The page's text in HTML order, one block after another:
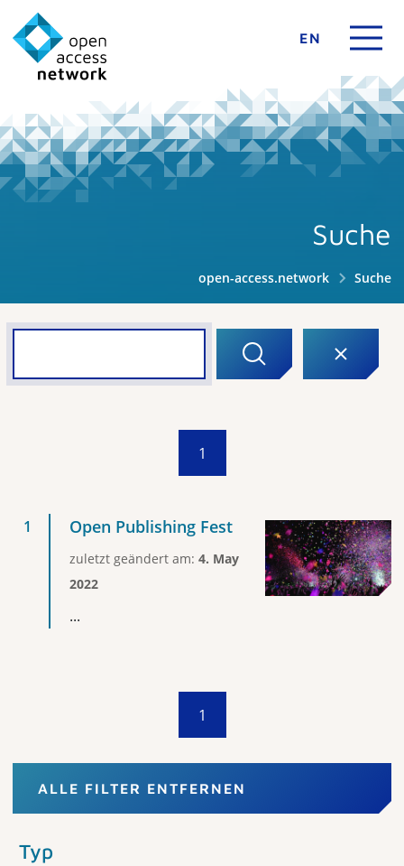
EN
Suche
open-access.network Suche
1
Open Publishing Fest
zuletzt geändert am: 4. May
2022
...
1
ALLE FILTER ENTFERNEN
Typ